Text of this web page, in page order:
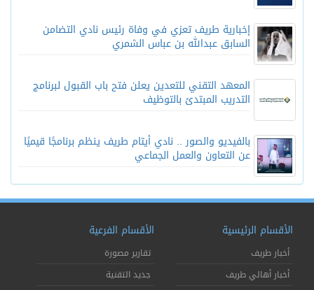
إخبارية طريف تعزي في وفاة رئيس نادي التضامن
السابق عبدالله بن عباس الشمري
المعهد التقني للتعدين يعلن فتح باب القبول لبرنامج
التدريب المبتدئ بالتوظيف
بالفيديو والصور .. نادي أيتام طريف ينظم برنامجًا قيميًا
عن التعاون والعمل الجماعي
الأقسام الرئيسية
أخبار طريف
أخبار أهالي طريف
الأقسام الفرعية
تقارير مصورة
جديد التقنية